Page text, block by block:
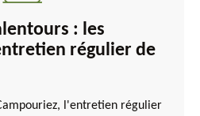
: les
régulier de
l'entretien régulier